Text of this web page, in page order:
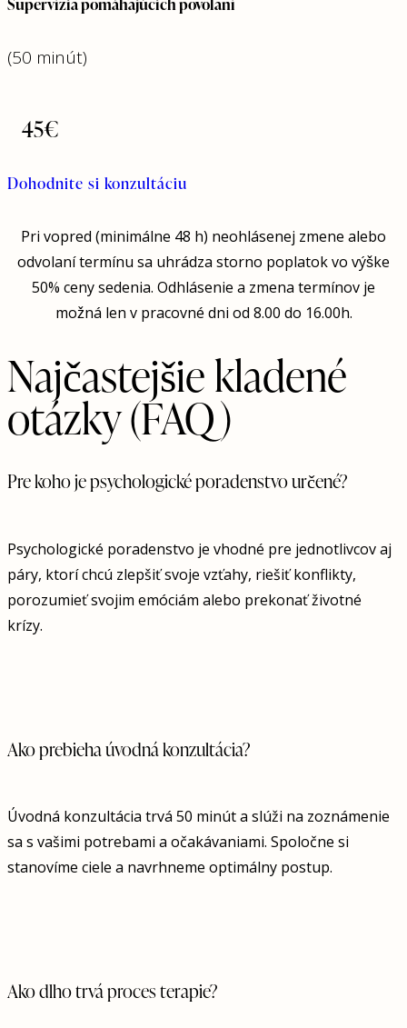
Supervízia pomáhajúcich povolaní
(50 minút)
45€
Dohodnite si konzultáciu
Pri vopred (minimálne 48 h) neohlásenej zmene alebo
odvolaní termínu sa uhrádza storno poplatok vo výške
50% ceny sedenia. Odhlásenie a zmena termínov je
možná len v pracovné dni od 8.00 do 16.00h.
Najčastejšie kladené
otázky (FAQ)
Pre koho je psychologické poradenstvo určené?
Psychologické poradenstvo je vhodné pre jednotlivcov aj
páry, ktorí chcú zlepšiť svoje vzťahy, riešiť konflikty,
porozumieť svojim emóciám alebo prekonať životné
krízy.
Ako prebieha úvodná konzultácia?
Úvodná konzultácia trvá 50 minút a slúži na zoznámenie
sa s vašimi potrebami a očakávaniami. Spoločne si
stanovíme ciele a navrhneme optimálny postup.
Ako dlho trvá proces terapie?